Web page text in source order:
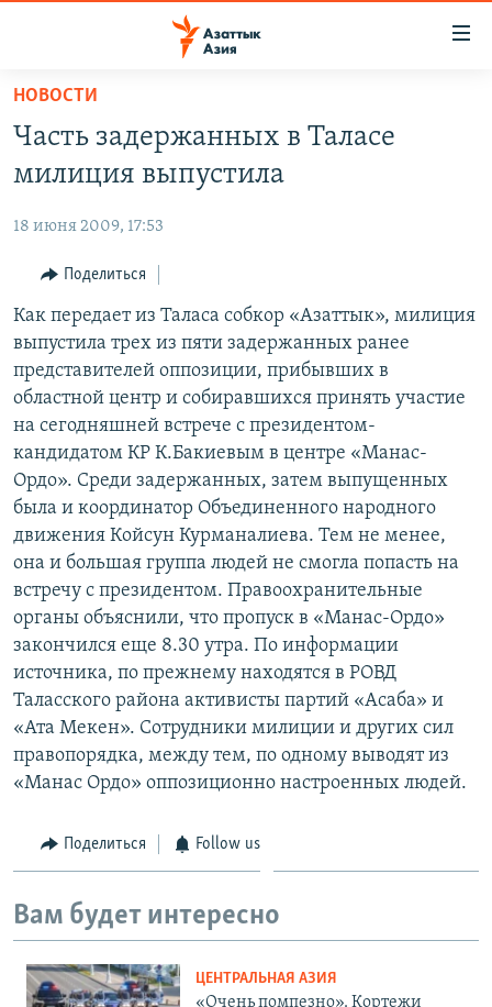
Вернуться
основному
содержанию
навигации
Вернутся
поиску
УЗБЕКИСТАН
ТАДЖИКИСТАН
НА ДРУГИХ ЯЗЫКАХ
ҚАЗАҚША
КЫРГЫЗЧА
ЎЗБЕКЧА
ТОҶИКӢ
TÜRKMENÇE
Все сайты РСЕ/РС
НОВОСТИ
Часть задержанных в Таласе
милиция выпустила
18 июня 2009, 17:53
Поделиться
Как передает из Таласа собкор «Азаттык», милиция
выпустила трех из пяти задержанных ранее
представителей оппозиции, прибывших в
областной центр и собиравшихся принять участие
на сегодняшней встрече с президентом-
кандидатом КР К.Бакиевым в центре «Манас-
Ордо». Среди задержанных, затем выпущенных
была и координатор Объединенного народного
движения Койсун Курманалиева. Тем не менее,
она и большая группа людей не смогла попасть на
встречу с президентом. Правоохранительные
органы объяснили, что пропуск в «Манас-Ордо»
закончился еще 8.30 утра. По информации
источника, по прежнему находятся в РОВД
Таласского района активисты партий «Асаба» и
«Ата Мекен». Сотрудники милиции и других сил
правопорядка, между тем, по одному выводят из
«Манас Ордо» оппозиционно настроенных людей.
Поделиться Follow us
Вам будет интересно
ЦЕНТРАЛЬНАЯ АЗИЯ
«Очень помпезно». Кортежи